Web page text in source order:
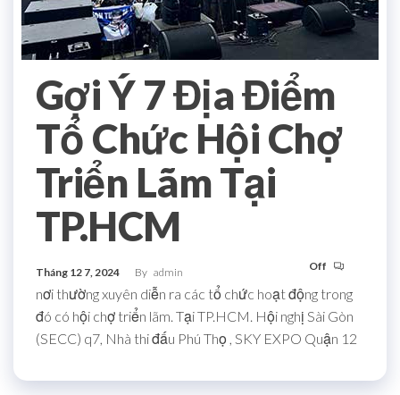
Gợi Ý 7 Địa Điểm
Tổ Chức Hội Chợ
Triển Lãm Tại
TP.HCM
Tháng 12 7, 2024 By admin Off
nơi thường xuyên diễn ra các tổ chức hoạt động trong
đó có hội chợ triển lãm. Tại TP.HCM. Hội nghị Sài Gòn
(SECC) q7, Nhà thi đấu Phú Thọ , SKY EXPO Quận 12